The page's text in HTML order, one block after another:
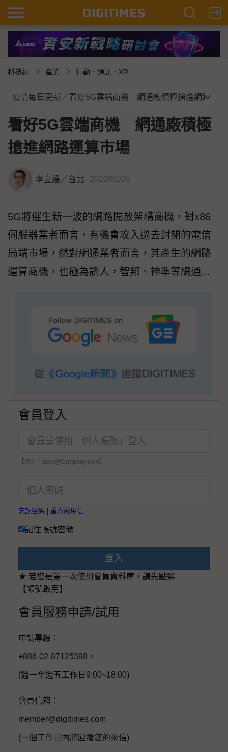
科技網 產業 行動．通訊．XR
看好5G雲端商機 網通廠積極
搶進網路運算市場
李立達／台北 2020/02/26
5G將催生新一波的網路開放架構商機，對x86
伺服器業者而言，有機會攻入過去封閉的電信
局端市場，然對網通業者而言，其產生的網路
運算商機，也極為誘人，智邦、神準等網通...
會員登入
【範例：user@company.com】
忘記密碼 重寄啟用信
記住帳號密碼
登入
★ 若您是第一次使用會員資料庫，請先點選
【帳號啟用】
會員服務申請/試用
申請專線：
+886-02-87125398。
(週一至週五工作日9:00~18:00)
會員信箱：
member@digitimes.com
(一個工作日內將回覆您的來信)